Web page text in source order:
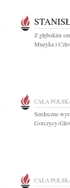
Z głębokim
Muzyka i
CAŁA
Serdeczne
Gorczycy-
CAŁA